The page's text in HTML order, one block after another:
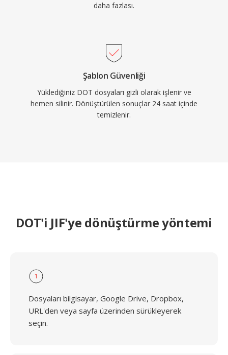
daha fazlası.
Şablon Güvenliği
Yüklediğiniz DOT dosyaları gizli olarak işlenir ve
hemen silinir. Dönüştürülen sonuçlar 24 saat içinde
temizlenir.
DOT'i JIF'ye dönüştürme yöntemi
1
Dosyaları bilgisayar, Google Drive, Dropbox,
URL'den veya sayfa üzerinden sürükleyerek
seçin.